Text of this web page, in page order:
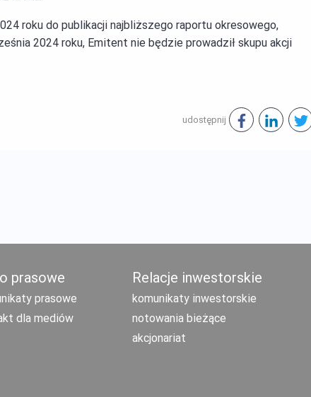
roku do publikacji najbliższego raportu okresowego,
2024 roku, Emitent nie będzie prowadził skupu akcji
udostępnij
prasowe
prasowe
dla mediów
Relacje inwestorskie
komunikaty inwestorskie
notowania bieżące
akcjonariat